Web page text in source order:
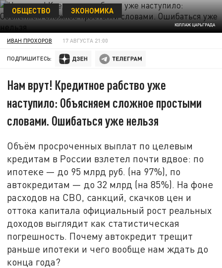
КОЛЛАЖ ЦАРЬГРАДА
ОБЩЕСТВО ЭКОНОМИКА
ИВАН ПРОХОРОВ 17 АВГУСТА 21:00
ПОДПИШИТЕСЬ:
Нам врут! Кредитное рабство уже
наступило: Объясняем сложное простыми
словами. Ошибаться уже нельзя
Объём просроченных выплат по целевым
кредитам в России взлетел почти вдвое: по
ипотеке — до 95 млрд руб. (на 97%), по
автокредитам — до 32 млрд (на 85%). На фоне
расходов на СВО, санкций, скачков цен и
оттока капитала официальный рост реальных
доходов выглядит как статистическая
погрешность. Почему автокредит трещит
раньше ипотеки и чего вообще нам ждать до
конца года?